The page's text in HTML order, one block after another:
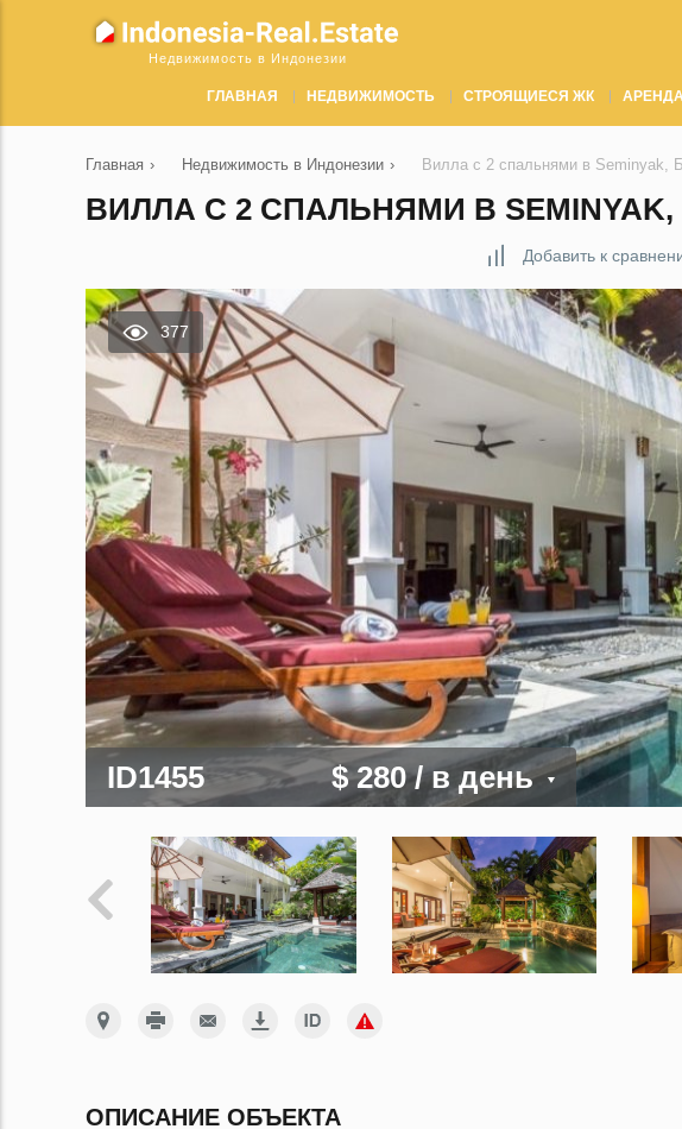
Недвижимость в Индонезии
ГЛАВНАЯ НЕДВИЖИМОСТЬ СТРОЯЩИЕСЯ ЖК
Главная › Недвижимость в Индонезии › Вилла с 2 спальнями в Seminyak,
ВИЛЛА С 2 СПАЛЬНЯМИ В
Добавить к
377
ID1455 $ 280/ в день
ОПИСАНИЕ ОБЪЕКТА